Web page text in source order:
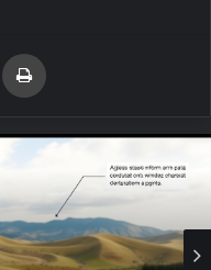
Email'den paylaş